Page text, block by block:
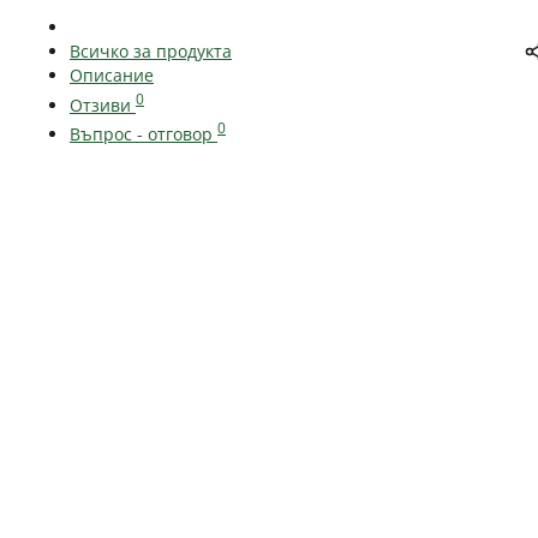
Всичко за продукта
Описание
Отзиви 0
Въпрос - отговор 0